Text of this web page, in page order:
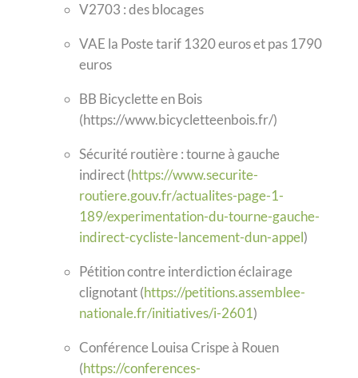
V2703 : des blocages
VAE la Poste tarif 1320 euros et pas 1790
euros
BB Bicyclette en Bois
(https://www.bicycletteenbois.fr/)
Sécurité routière : tourne à gauche
indirect (https://www.securite-
routiere.gouv.fr/actualites-page-1-
189/experimentation-du-tourne-gauche-
indirect-cycliste-lancement-dun-appel)
Pétition contre interdiction éclairage
clignotant (https://petitions.assemblee-
nationale.fr/initiatives/i-2601)
Conférence Louisa Crispe à Rouen
(https://conferences-